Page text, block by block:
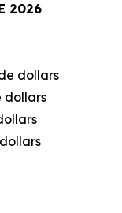
2026
dollars
dollars